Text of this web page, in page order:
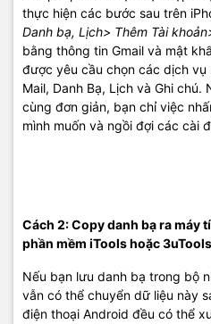
thực hiện các bước sau trên
Danh bạ, Lịch> Thêm Tài
bằng thông tin Gmail và mật
được yêu cầu chọn các dịch vụ
Mail, Danh Bạ, Lịch và Ghi
cùng đơn giản, bạn chỉ việc
mình muốn và ngồi đợi các cài
Cách 2: Copy danh bạ ra máy
phần mềm iTools hoặc 3uTools
Nếu bạn lưu danh bạ trong bộ
vẫn có thể chuyển dữ liệu này
điện thoại Android đều có thể